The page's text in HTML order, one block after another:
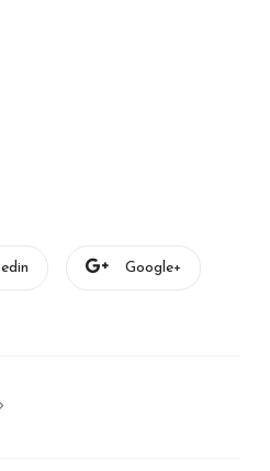
Google+